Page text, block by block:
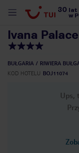
30 lat
w
Ivana Palace
BUŁGARIA RIWIERA
KOD HOTELU BOJ11074
Ups,